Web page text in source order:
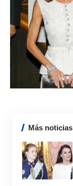
Más noticias